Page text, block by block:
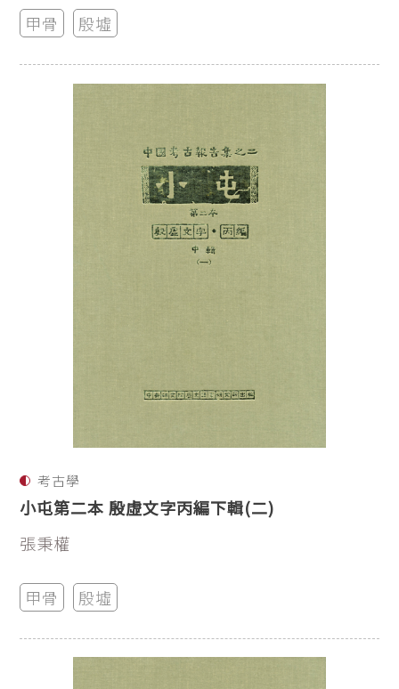
甲骨 殷墟
考古學
小屯第二本 殷虛文字丙編下輯(二)
張秉權
甲骨 殷墟